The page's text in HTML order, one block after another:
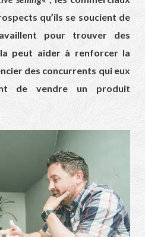
qu’ils se soucient de
pour trouver des
peut aider à renforcer la
des concurrents qui eux
de vendre un produit